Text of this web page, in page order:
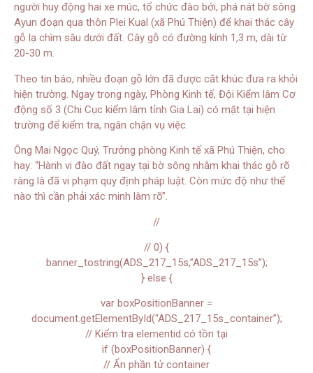
người huy động hai xe múc, tổ chức đào bới, phá nát bờ sông
Ayun đoạn qua thôn Plei Kual (xã Phú Thiện) để khai thác cây
gỗ lạ chìm sâu dưới đất. Cây gỗ có đường kính 1,3 m, dài từ
20-30 m.
Theo tin báo, nhiều đoạn gỗ lớn đã được cắt khúc đưa ra khỏi
hiện trường. Ngay trong ngày, Phòng Kinh tế, Đội Kiểm lâm Cơ
động số 3 (Chi Cục kiểm lâm tỉnh Gia Lai) có mặt tại hiện
trường để kiểm tra, ngăn chặn vụ việc.
Ông Mai Ngọc Quý, Trưởng phòng Kinh tế xã Phú Thiện, cho
hay: “Hành vi đào đất ngay tại bờ sông nhằm khai thác gỗ rõ
ràng là đã vi phạm quy định pháp luật. Còn mức độ như thế
nào thì cần phải xác minh làm rõ”.
//
// 0) {
banner_tostring(ADS_217_15s,”ADS_217_15s”);
} else {
var boxPositionBanner =
document.getElementById(“ADS_217_15s_container”);
// Kiểm tra elementid có tồn tại
if (boxPositionBanner) {
// Ẩn phần tử container